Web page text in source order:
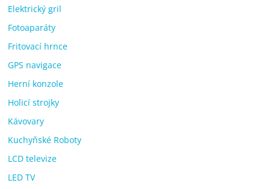
Elektrický gril
Fotoaparáty
Fritovací hrnce
GPS navigace
Herní konzole
Holicí strojky
Kávovary
Kuchyňské Roboty
LCD televize
LED TV